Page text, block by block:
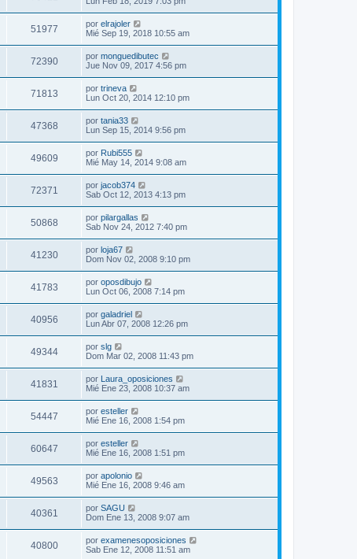
51977 por elrajoler
Mié Sep 19, 2018 10:55 am
72390 por monguedibutec
Jue Nov 09, 2017 4:56 pm
71813 por trineva
Lun Oct 20, 2014 12:10 pm
47368 por tania33
Lun Sep 15, 2014 9:56 pm
49609 por Rubi555
Mié May 14, 2014 9:08 am
72371 por jacob374
Sab Oct 12, 2013 4:13 pm
50868 por pilargallas
Sab Nov 24, 2012 7:40 pm
41230 por loja67
Dom Nov 02, 2008 9:10 pm
41783 por oposdibujo
Lun Oct 06, 2008 7:14 pm
40956 por galadriel
Lun Abr 07, 2008 12:26 pm
49344 por slg
Dom Mar 02, 2008 11:43 pm
41831 por Laura_oposiciones
Mié Ene 23, 2008 10:37 am
54447 por esteller
Mié Ene 16, 2008 1:54 pm
60647 por esteller
Mié Ene 16, 2008 1:51 pm
49563 por apolonio
Mié Ene 16, 2008 9:46 am
40361 por SAGU
Dom Ene 13, 2008 9:07 am
40800 por examenesoposiciones
Sab Ene 12, 2008 11:51 am